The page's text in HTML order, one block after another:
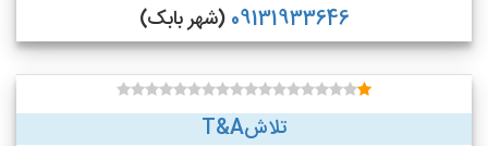
09131933646 (شهر بابک)
تلاشT&A